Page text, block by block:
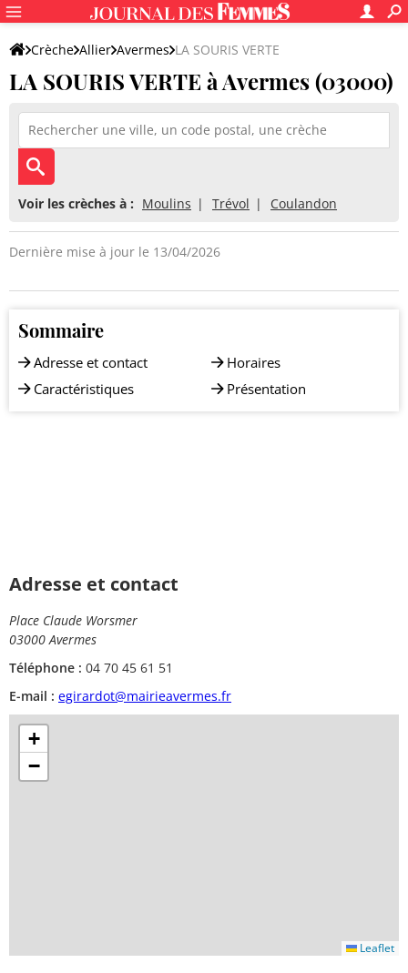
Crèche Allier Avermes LA SOURIS VERTE
LA SOURIS VERTE à Avermes (03000)
Voir les crèches à : Moulins Trévol Coulandon
Dernière mise à jour le 13/04/2026
Sommaire
Adresse et contact
Caractéristiques
Horaires
Présentation
Adresse et contact
Place Claude Worsmer
03000 Avermes
Téléphone : 04 70 45 61 51
E-mail : egirardot@mairieavermes.fr
+
−
Leaflet